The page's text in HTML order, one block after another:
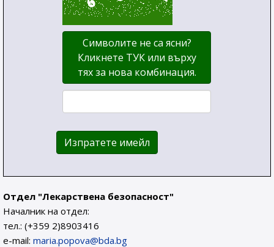
Символите не са ясни?
Кликнете ТУК или върху
тях за нова комбинация.
Изпратете имейл
Отдел "Лекарствена безопасност"
Началник на отдел:
тел.: (+359 2)8903416
e-mail: maria.popova@bda.bg